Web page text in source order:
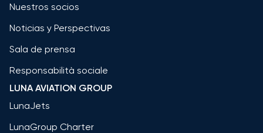
Nuestros socios
Noticias y Perspectivas
Sala de prensa
Responsabilità sociale
LUNA AVIATION GROUP
LunaJets
LunaGroup Charter